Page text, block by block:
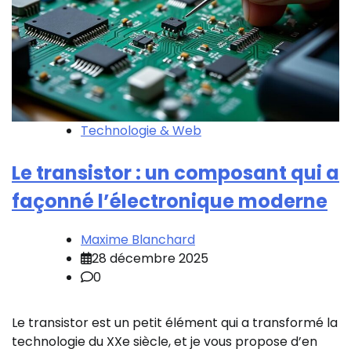
Technologie & Web
Le transistor : un composant qui a
façonné l’électronique moderne
Maxime Blanchard
28 décembre 2025
0
Le transistor est un petit élément qui a transformé la
technologie du XXe siècle, et je vous propose d’en